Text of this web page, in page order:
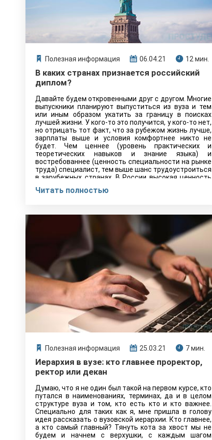
Полезная информация 06.04.21 12 мин.
В каких странах признается российский
диплом?
Давайте будем откровенными друг с другом. Многие
выпускники планируют выпуститься из вуза и тем
или иным образом укатить за границу в поисках
лучшей жизни. У кого-то это получится, у кого-то нет,
но отрицать тот факт, что за рубежом жизнь лучше,
зарплаты выше и условия комфортнее никто не
будет. Чем ценнее (уровень практических и
теоретических навыков и знание языка) и
востребованнее (ценность специальности на рынке
труда) специалист, тем выше шанс трудоустроиться
в зарубежных странах. В России высокая ценность
Японии, Великобритании или США, условия гораздо
образовании Российской Федерации, а также
постараемся ответить на основные вопросы,
которые могут возникнуть у вас.
Читать полностью
Полезная информация 25.03.21 7 мин.
Иерархия в вузе: кто главнее проректор,
ректор или декан
Думаю, что я не один был такой на первом курсе, кто
путался в наименованиях, терминах, да и в целом
структуре вуза и том, кто есть кто и кто важнее.
Специально для таких как я, мне пришла в голову
идея рассказать о вузовской иерархии. Кто главнее,
а кто самый главный? Тянуть кота за хвост мы не
будем и начнем с верхушки, с каждым шагом